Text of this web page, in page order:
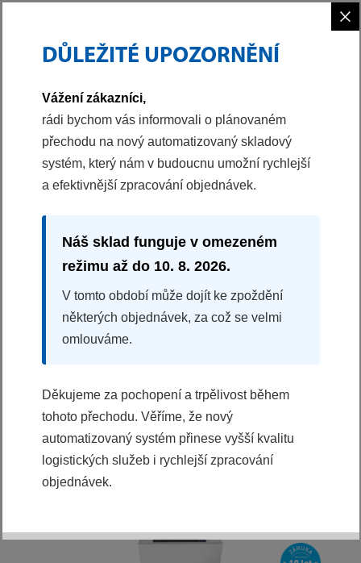
VŠE
PODROBNÉ FILTROVÁNÍ:
×
DŮLEŽITÉ UPOZORNĚNÍ
Vážení zákazníci,
rádi bychom vás informovali o plánovaném
přechodu na nový automatizovaný skladový
systém, který nám v budoucnu umožní rychlejší
a efektivnější zpracování objednávek.
Náš sklad funguje v omezeném
režimu až do 10. 8. 2026.
V tomto období může dojít ke zpoždění
některých objednávek, za což se velmi
omlouváme.
Děkujeme za pochopení a trpělivost během
tohoto přechodu. Věříme, že nový
automatizovaný systém přinese vyšší kvalitu
logistických služeb i rychlejší zpracování
objednávek.